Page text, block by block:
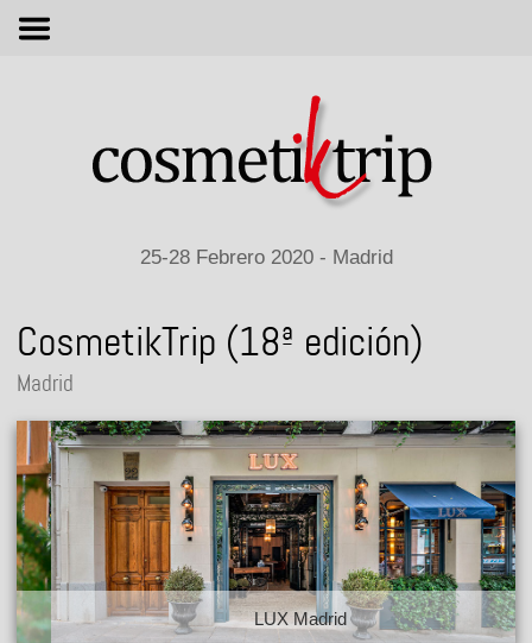
25-28 Febrero 2020 - Madrid
CosmetikTrip (18ª edición)
Madrid
LUX Madrid